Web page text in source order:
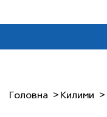
Головна Килими